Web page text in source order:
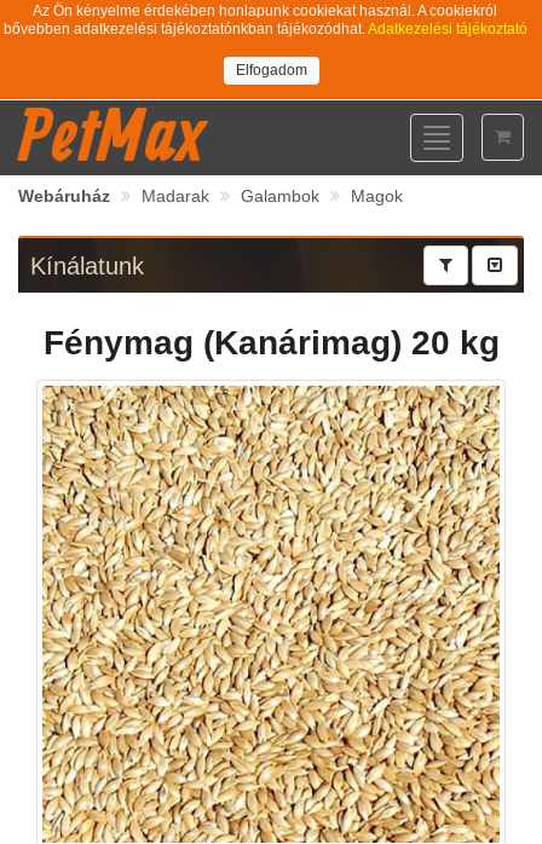
Az Ön kényelme érdekében honlapunk cookiekat használ. A cookiekról
bővebben adatkezelési tájékoztatónkban tájékozódhat.Adatkezelési tájékoztató
Elfogadom
PetMax
Toggle
navigation
Webáruház
Madarak Galambok Magok
Kínálatunk
Fénymag (Kanárimag) 20 kg